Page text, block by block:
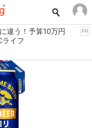
ドア用品
ゃ・ホビー
ン家電
ツ・お菓子
違う！予算10万円
イフ
PR